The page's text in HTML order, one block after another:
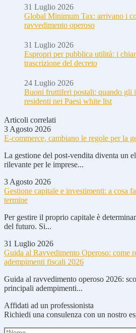
31 Luglio 2026
Global Minimum Tax: arrivano i
ravvedimento operoso
31 Luglio 2026
Espropri per pubblica utilità: i
trascrizione del decreto
24 Luglio 2026
Buoni fruttiferi postali: quando gli
residenti nei Paesi white list
Articoli correlati
3 Agosto 2026
E-commerce, cambiano le regole per la
La gestione del post-vendita diventa un
rilevante per le imprese...
3 Agosto 2026
Gestione capitale e investimenti: a cosa
termine
Per gestire il proprio capitale è
del futuro. Si...
31 Luglio 2026
Guida al Ravvedimento Operoso: come
adempimenti fiscali 2026
Guida al ravvedimento operoso 2026:
principali adempimenti...
Affidati ad un professionista
Richiedi una consulenza con un nostro